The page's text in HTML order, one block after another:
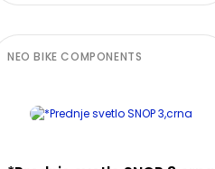
NEO BIKE COMPONENTS